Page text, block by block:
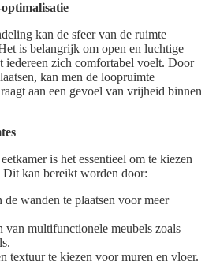
kan de sfeer van de ruimte
is belangrijk om open en luchtige
iedereen zich comfortabel voelt. Door
kan men de loopruimte
aan een gevoel van vrijheid binnen
is het essentieel om te kiezen
kan bereikt worden door:
wanden te plaatsen voor meer
van multifunctionele meubels zoals
textuur te kiezen voor muren en vloer.